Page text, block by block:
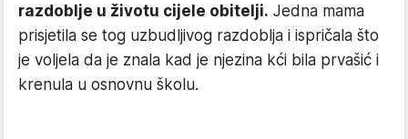
razdoblje u životu cijele obitelji. Jedna mama
prisjetila se tog uzbudljivog razdoblja i ispričala što
je voljela da je znala kad je njezina kći bila prvašić i
krenula u osnovnu školu.